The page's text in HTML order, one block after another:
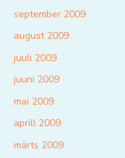
september 2009
august 2009
juuli 2009
juuni 2009
mai 2009
aprill 2009
märts 2009